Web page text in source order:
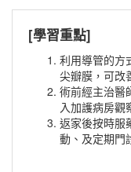
[學習重點]
利用導管的方
尖瓣膜，可改
術前經主治醫
入加護病房觀
返家後按時服
動、及定期門